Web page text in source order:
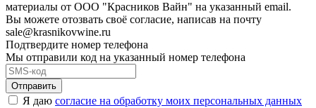
материалы от ООО "Красников Вайн" на указанный email.
Вы можете отозвать своё согласие, написав на почту
sale@krasnikovwine.ru
Подтвердите номер телефона
Мы отправили код на указанный номер телефона
Отправить
Я даю согласие на обработку моих персональных данных